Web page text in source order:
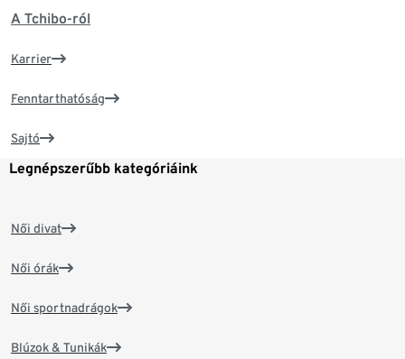
A Tchibo-ról
Karrier
Fenntarthatóság
Sajtó
Legnépszerűbb kategóriáink
Női divat
Női órák
Női sportnadrágok
Blúzok & Tunikák